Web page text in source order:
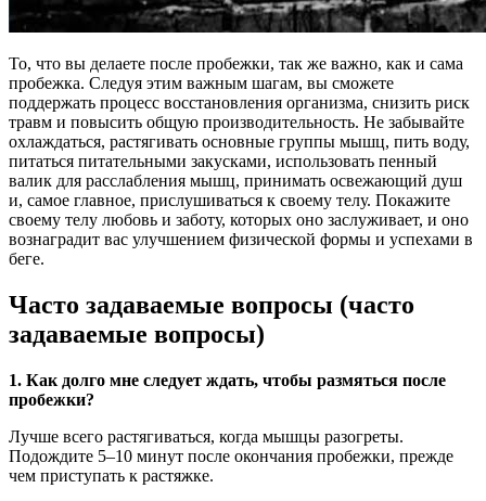
То, что вы делаете после пробежки, так же важно, как и сама
пробежка. Следуя этим важным шагам, вы сможете
поддержать процесс восстановления организма, снизить риск
травм и повысить общую производительность. Не забывайте
охлаждаться, растягивать основные группы мышц, пить воду,
питаться питательными закусками, использовать пенный
валик для расслабления мышц, принимать освежающий душ
и, самое главное, прислушиваться к своему телу. Покажите
своему телу любовь и заботу, которых оно заслуживает, и оно
вознаградит вас улучшением физической формы и успехами в
беге.
Часто задаваемые вопросы (часто
задаваемые вопросы)
1. Как долго мне следует ждать, чтобы размяться после
пробежки?
Лучше всего растягиваться, когда мышцы разогреты.
Подождите 5–10 минут после окончания пробежки, прежде
чем приступать к растяжке.